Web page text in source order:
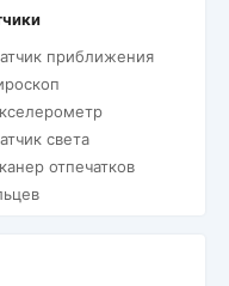
приближения
света
отпечатков